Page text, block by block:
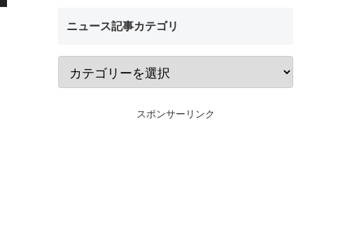
ニュース記事カテゴリ
スポンサーリンク